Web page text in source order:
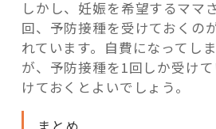
しかし、妊娠を希望するママ
回、予防接種を受けておくの
れています。自費になってし
が、予防接種を1回しか受け
けておくとよいでしょう。